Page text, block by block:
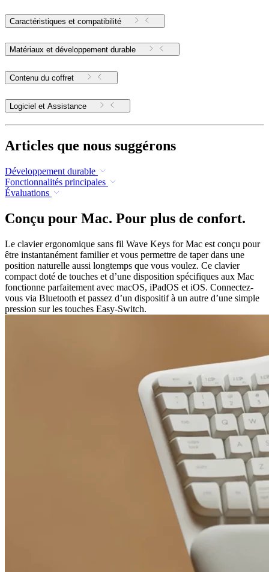
Caractéristiques et compatibilité
Matériaux et développement durable
Contenu du coffret
Logiciel et Assistance
Articles que nous suggérons
Développement durable
Fonctionnalités principales
Évaluations
Conçu pour Mac. Pour plus de confort.
Le clavier ergonomique sans fil Wave Keys for Mac est conçu pour
être instantanément familier et vous permettre de taper dans une
position naturelle aussi longtemps que vous voulez. Ce clavier
compact doté de touches et d’une disposition spécifiques aux Mac
fonctionne parfaitement avec macOS, iPadOS et iOS. Connectez-
vous via Bluetooth et passez d’un dispositif à un autre d’une simple
pression sur les touches Easy-Switch.